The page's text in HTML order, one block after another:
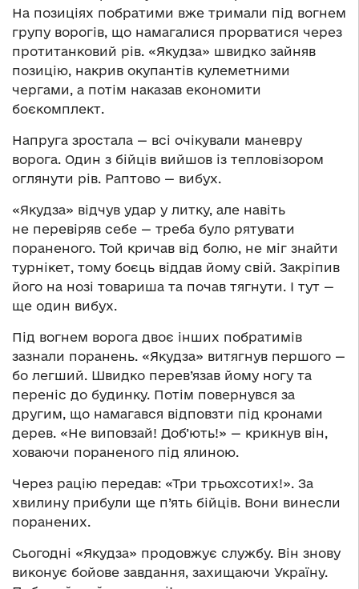
На позиціях побратими вже тримали під вогнем
групу ворогів, що намагалися прорватися через
протитанковий рів. «Якудза» швидко зайняв
позицію, накрив окупантів кулеметними
чергами, а потім наказав економити
боєкомплект.
Напруга зростала — всі очікували маневру
ворога. Один з бійців вийшов із тепловізором
оглянути рів. Раптово — вибух.
«Якудза» відчув удар у литку, але навіть
не перевіряв себе — треба було рятувати
пораненого. Той кричав від болю, не міг знайти
турнікет, тому боєць віддав йому свій. Закріпив
його на нозі товариша та почав тягнути. І тут —
ще один вибух.
Під вогнем ворога двоє інших побратимів
зазнали поранень. «Якудза» витягнув першого —
бо легший. Швидко перев’язав йому ногу та
переніс до будинку. Потім повернувся за
другим, що намагався відповзти під кронами
дерев. «Не виповзай! Доб’ють!» — крикнув він,
ховаючи пораненого під ялиною.
Через рацію передав: «Три трьохсотих!». За
хвилину прибули ще п’ять бійців. Вони винесли
поранених.
Сьогодні «Якудза» продовжує службу. Він знову
виконує бойове завдання, захищаючи Україну.